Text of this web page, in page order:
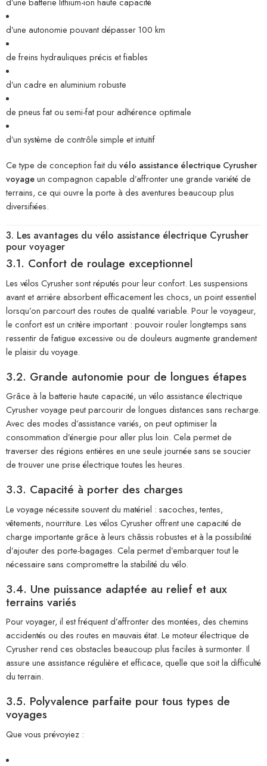
d’une autonomie pouvant dépasser 100 km
de freins hydrauliques précis et fiables
d’un cadre en aluminium robuste
de pneus fat ou semi-fat pour adhérence optimale
d’un système de contrôle simple et intuitif
Ce type de conception fait du vélo assistance électrique Cyrusher
voyageun compagnon capable d’affronter une grande variété de
terrains, ce qui ouvre la porte à des aventures beaucoup plus
diversifiées.
3. Les avantages du vélo assistance électrique Cyrusher
pour voyager
3.1. Confort de roulage exceptionnel
Les vélos Cyrusher sont réputés pour leur confort. Les suspensions
avant et arrière absorbent efficacement les chocs, un point essentiel
lorsqu’on parcourt des routes de qualité variable. Pour le voyageur,
le confort est un critère important : pouvoir rouler longtemps sans
ressentir de fatigue excessive ou de douleurs augmente grandement
le plaisir du voyage.
3.2. Grande autonomie pour de longues étapes
Grâce à la batterie haute capacité, un vélo assistance électrique
Cyrusher voyage peut parcourir de longues distances sans recharge.
Avec des modes d’assistance variés, on peut optimiser la
consommation d’énergie pour aller plus loin. Cela permet de
traverser des régions entières en une seule journée sans se soucier
de trouver une prise électrique toutes les heures.
3.3. Capacité à porter des charges
Le voyage nécessite souvent du matériel : sacoches, tentes,
vêtements, nourriture. Les vélos Cyrusher offrent une capacité de
charge importante grâce à leurs châssis robustes et à la possibilité
d’ajouter des porte-bagages. Cela permet d’embarquer tout le
nécessaire sans compromettre la stabilité du vélo.
3.4. Une puissance adaptée au relief et aux
terrains variés
Pour voyager, il est fréquent d’affronter des montées, des chemins
accidentés ou des routes en mauvais état. Le moteur électrique de
Cyrusher rend ces obstacles beaucoup plus faciles à surmonter. Il
assure une assistance régulière et efficace, quelle que soit la difficulté
du terrain.
3.5. Polyvalence parfaite pour tous types de
voyages
Que vous prévoyiez :